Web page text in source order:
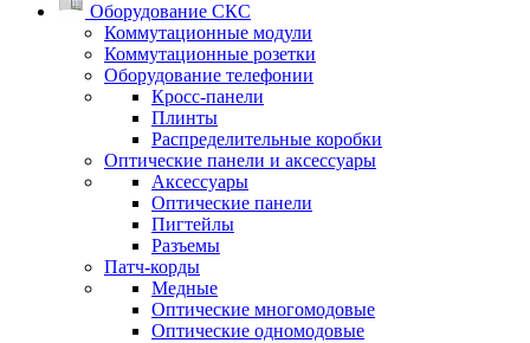
Оборудование СКС
Коммутационные модули
Коммутационные розетки
Оборудование телефонии
Кросс-панели
Плинты
Распределительные коробки
Оптические панели и аксессуары
Аксессуары
Оптические панели
Пигтейлы
Разъемы
Патч-корды
Медные
Оптические многомодовые
Оптические одномодовые